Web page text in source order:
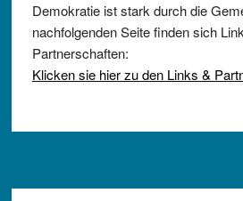
Demokratie ist stark durch die
nachfolgenden Seite finden sich
Partnerschaften:
Klicken sie hier zu den Links &